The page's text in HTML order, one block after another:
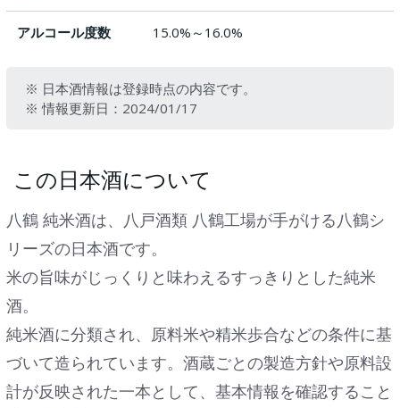
アルコール度数 15.0%～16.0%
※ 日本酒情報は登録時点の内容です。
※ 情報更新日：2024/01/17
この日本酒について
八鶴 純米酒は、八戸酒類 八鶴工場が手がける八鶴シ
リーズの日本酒です。
米の旨味がじっくりと味わえるすっきりとした純米
酒。
純米酒に分類され、原料米や精米歩合などの条件に基
づいて造られています。酒蔵ごとの製造方針や原料設
計が反映された一本として、基本情報を確認すること